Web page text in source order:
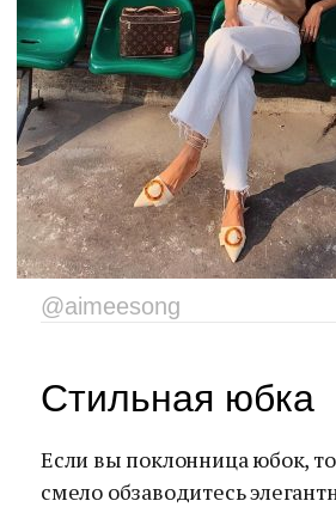
@aimeesong
Стильная юбка
Если вы поклонница юбок,
смело обзаводитесь